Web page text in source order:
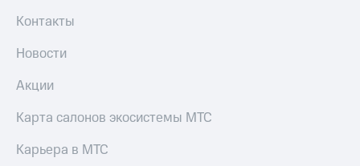
Контакты
Новости
Акции
Карта салонов экосистемы МТС
Карьера в МТС